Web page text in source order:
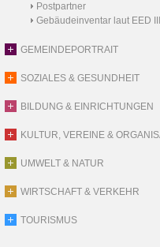
Postpartner
Gebäudeinventar laut EED III
GEMEINDEPORTRAIT
SOZIALES & GESUNDHEIT
BILDUNG & EINRICHTUNGEN
KULTUR, VEREINE &
UMWELT & NATUR
WIRTSCHAFT & VERKEHR
TOURISMUS